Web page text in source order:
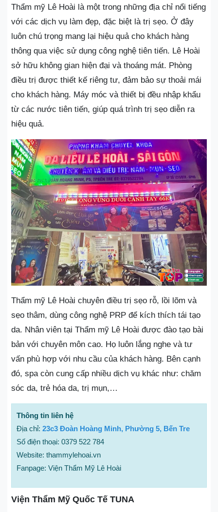
Thẩm mỹ Lê Hoài là một trong những địa chỉ nổi tiếng
với các dịch vụ làm đẹp, đặc biệt là trị sẹo. Ở đây
luôn chú trọng mang lại hiệu quả cho khách hàng
thông qua việc sử dụng công nghệ tiên tiến. Lê Hoài
sở hữu không gian hiện đại và thoáng mát. Phòng
điều trị được thiết kế riêng tư, đảm bảo sự thoải mái
cho khách hàng. Máy móc và thiết bị đều nhập khẩu
từ các nước tiên tiến, giúp quá trình trị sẹo diễn ra
hiệu quả.
Thẩm mỹ Lê Hoài chuyên điều trị sẹo rỗ, lồi lõm và
sẹo thâm, dùng công nghệ PRP để kích thích tái tạo
da. Nhân viên tại Thẩm mỹ Lê Hoài được đào tạo bài
bản với chuyên môn cao. Họ luôn lắng nghe và tư
vấn phù hợp với nhu cầu của khách hàng. Bên cạnh
đó, spa còn cung cấp nhiều dịch vụ khác như: chăm
sóc da, trẻ hóa da, trị mụn,…
Thông tin liên hệ
Địa chỉ: 23c3 Đoàn Hoàng Minh, Phường 5, Bến Tre
Số điện thoại: 0379 522 784
Website: thammylehoai.vn
Fanpage: Viện Thẩm Mỹ Lê Hoài
Viện Thẩm Mỹ Quốc Tế TUNA